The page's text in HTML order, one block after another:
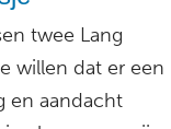
twee Lang
willen dat er een
en aandacht